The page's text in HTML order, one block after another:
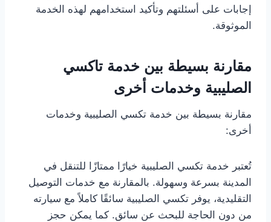
إجابات على أسئلتهم وتأكيد استخدامهم لهذه الخدمة
الموثوقة.
مقارنة بسيطة بين خدمة تاكسي
الصليبية وخدمات أخرى
مقارنة بسيطة بين خدمة تكسي الصليبية وخدمات
أخرى:
تُعتبر خدمة تكسي الصليبية خيارًا ممتازًا للتنقل في
المدينة بسرعة وسهولة. بالمقارنة مع خدمات التوصيل
التقليدية، يوفر تكسي الصليبية سائقًا كاملاً مع سيارته
من دون الحاجة للبحث عن سائق. كما يمكن حجز